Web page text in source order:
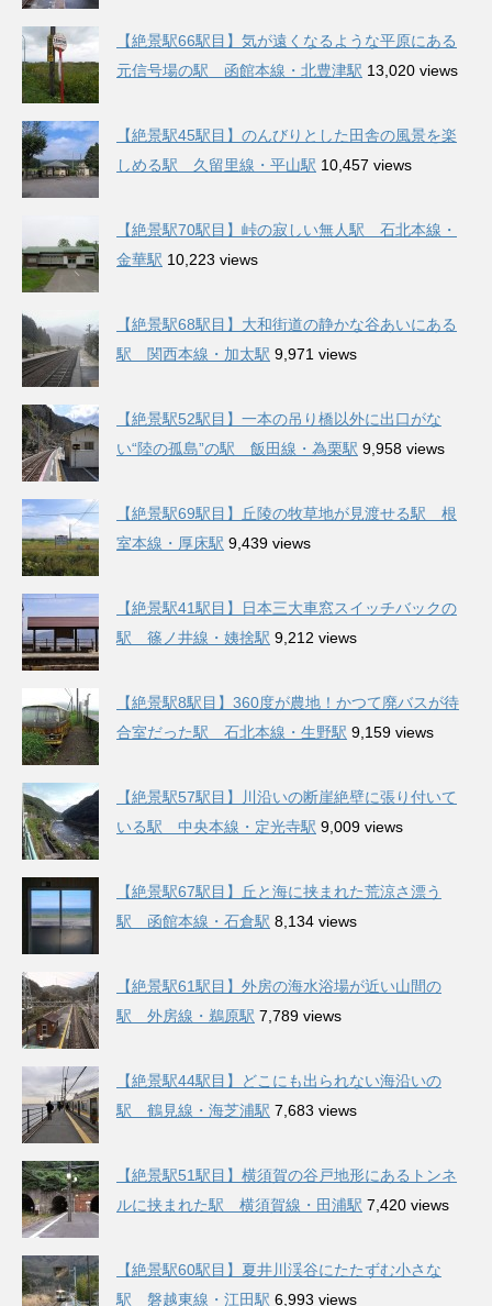
【絶景駅66駅目】気が遠くなるような平原にある
元信号場の駅 函館本線・北豊津駅 13,020 views
【絶景駅45駅目】のんびりとした田舎の風景を楽
しめる駅 久留里線・平山駅 10,457 views
【絶景駅70駅目】峠の寂しい無人駅 石北本線・
金華駅 10,223 views
【絶景駅68駅目】大和街道の静かな谷あいにある
駅 関西本線・加太駅 9,971 views
【絶景駅52駅目】一本の吊り橋以外に出口がな
い“陸の孤島”の駅 飯田線・為栗駅 9,958 views
【絶景駅69駅目】丘陵の牧草地が見渡せる駅 根
室本線・厚床駅 9,439 views
【絶景駅41駅目】日本三大車窓スイッチバックの
駅 篠ノ井線・姨捨駅 9,212 views
【絶景駅8駅目】360度が農地！かつて廃バスが待
合室だった駅 石北本線・生野駅 9,159 views
【絶景駅57駅目】川沿いの断崖絶壁に張り付いて
いる駅 中央本線・定光寺駅 9,009 views
【絶景駅67駅目】丘と海に挟まれた荒涼さ漂う
駅 函館本線・石倉駅 8,134 views
【絶景駅61駅目】外房の海水浴場が近い山間の
駅 外房線・鵜原駅 7,789 views
【絶景駅44駅目】どこにも出られない海沿いの
駅 鶴見線・海芝浦駅 7,683 views
【絶景駅51駅目】横須賀の谷戸地形にあるトンネ
ルに挟まれた駅 横須賀線・田浦駅 7,420 views
【絶景駅60駅目】夏井川渓谷にたたずむ小さな
駅 磐越東線・江田駅 6,993 views